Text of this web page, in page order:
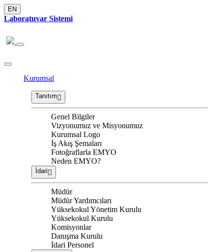
EN
Laboratuvar Sistemi
Kurumsal
Tanıtım
Genel Bilgiler
Vizyonumuz ve Misyonumuz
Kurumsal Logo
İş Akış Şemaları
Fotoğraflarla EMYO
Neden EMYO?
İdari
Müdür
Müdür Yardımcıları
Yüksekokul Yönetim Kurulu
Yüksekokul Kurulu
Komisyonlar
Danışma Kurulu
İdari Personel